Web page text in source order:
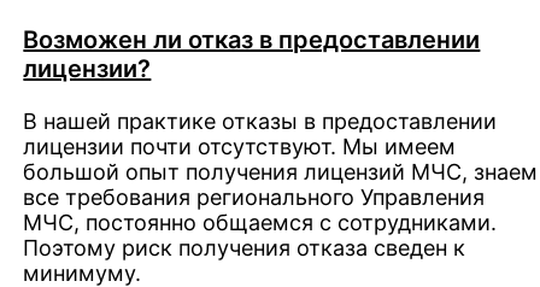
Возможен ли отказ в предоставлении
лицензии?
В нашей практике отказы в предоставлении
лицензии почти отсутствуют. Мы имеем
большой опыт получения лицензий МЧС, знаем
все требования регионального Управления
МЧС, постоянно общаемся с сотрудниками.
Поэтому риск получения отказа сведен к
минимуму.